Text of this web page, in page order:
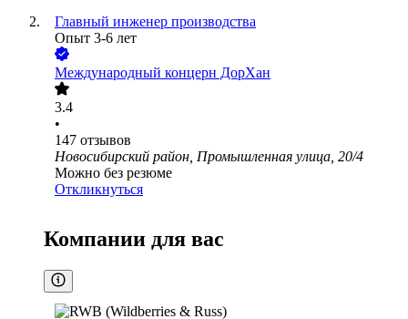
Главный инженер производства
Опыт 3-6 лет
Международный концерн ДорХан
3.4
•
147 отзывов
Новосибирский район, Промышленная улица, 20/4
Можно без резюме
Откликнуться
Компании для вас